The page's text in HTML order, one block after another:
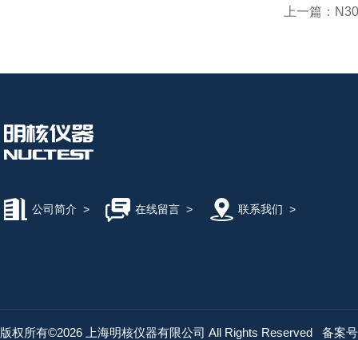
上一篇：
公司简介 > 在线留言> 联系我们 >
版权所有©2026 上海明核仪器有限公司 All Rights Reserved 备案